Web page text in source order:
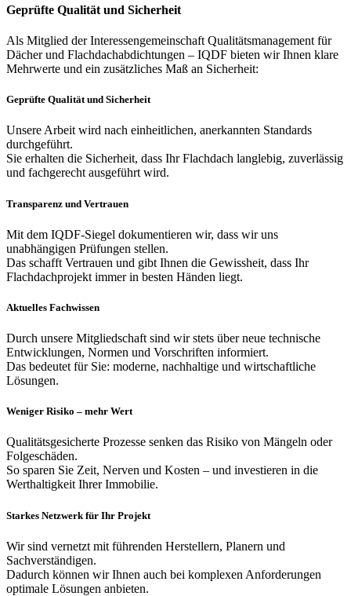
Geprüfte Qualität und Sicherheit
Als Mitglied der Interessengemeinschaft Qualitätsmanagement für
Dächer und Flachdachabdichtungen – IQDF bieten wir Ihnen klare
Mehrwerte und ein zusätzliches Maß an Sicherheit:
Geprüfte Qualität und Sicherheit
Unsere Arbeit wird nach einheitlichen, anerkannten Standards
durchgeführt.
Sie erhalten die Sicherheit, dass Ihr Flachdach langlebig, zuverlässig
und fachgerecht ausgeführt wird.
Transparenz und Vertrauen
Mit dem IQDF-Siegel dokumentieren wir, dass wir uns
unabhängigen Prüfungen stellen.
Das schafft Vertrauen und gibt Ihnen die Gewissheit, dass Ihr
Flachdachprojekt immer in besten Händen liegt.
Aktuelles Fachwissen
Durch unsere Mitgliedschaft sind wir stets über neue technische
Entwicklungen, Normen und Vorschriften informiert.
Das bedeutet für Sie: moderne, nachhaltige und wirtschaftliche
Lösungen.
Weniger Risiko – mehr Wert
Qualitätsgesicherte Prozesse senken das Risiko von Mängeln oder
Folgeschäden.
So sparen Sie Zeit, Nerven und Kosten – und investieren in die
Werthaltigkeit Ihrer Immobilie.
Starkes Netzwerk für Ihr Projekt
Wir sind vernetzt mit führenden Herstellern, Planern und
Sachverständigen.
Dadurch können wir Ihnen auch bei komplexen Anforderungen
optimale Lösungen anbieten.